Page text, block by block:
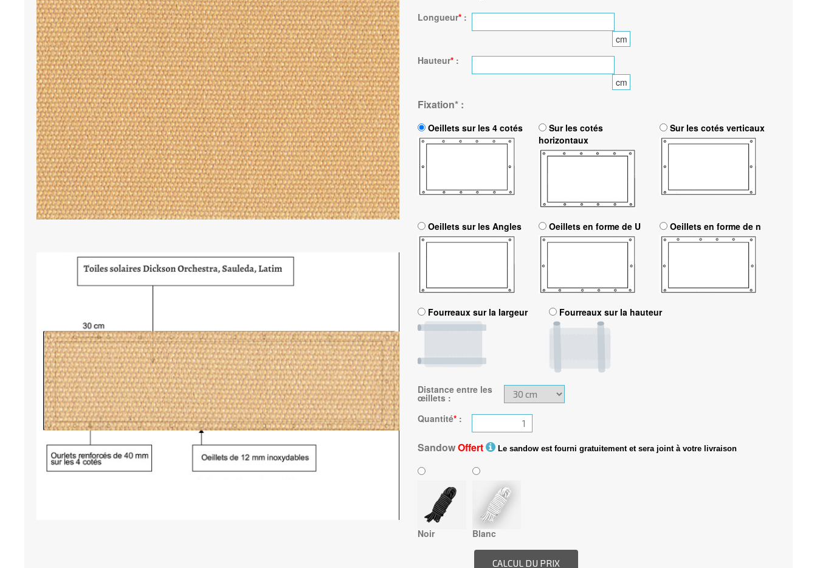
Longueur*:
cm
Hauteur*:
cm
Fixation*:
Oeillets sur les 4 cotés
Sur les cotés
horizontaux
Sur les cotés verticaux
Oeillets sur les Angles Oeillets en forme de U Oeillets en forme de n
Fourreaux sur la largeur Fourreaux sur la hauteur
Distance entre les
œillets:
Quantité*:
SandowOffert Le sandow est fourni gratuitement et sera joint à votre livraison
Noir Blanc